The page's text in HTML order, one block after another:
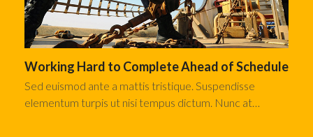
Working Hard to Complete Ahead of Schedule
Sed euismod ante a mattis tristique. Suspendisse
elementum turpis ut nisi tempus dictum. Nunc at…